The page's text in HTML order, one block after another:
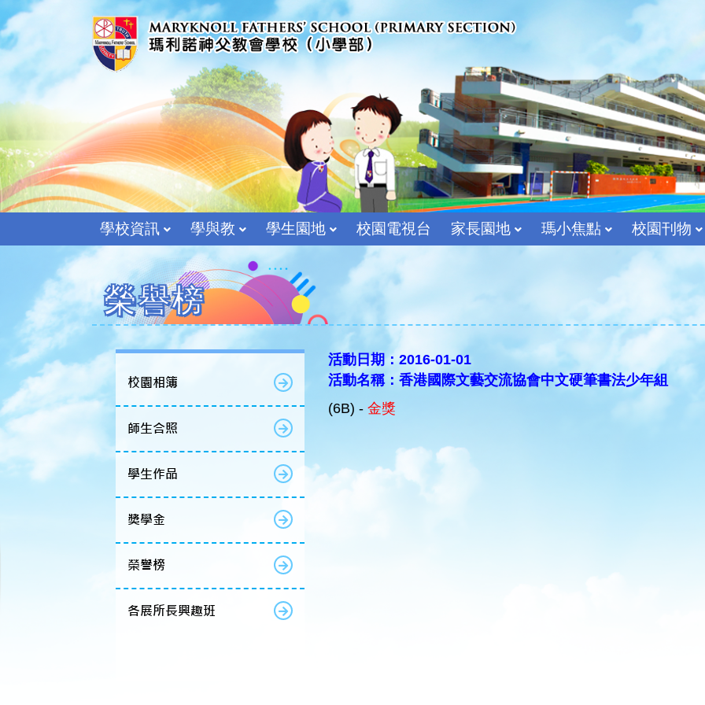
學校資訊 學與教 學生園地 校園電視台 家長園地 瑪小焦點 校園刊物
榮譽榜
校園相簿
師生合照
學生作品
獎學金
榮譽榜
各展所長興趣班
活動日期：2016-01-01
活動名稱：香港國際文藝交流協會中文硬筆書法少年組
(6B) - 金獎